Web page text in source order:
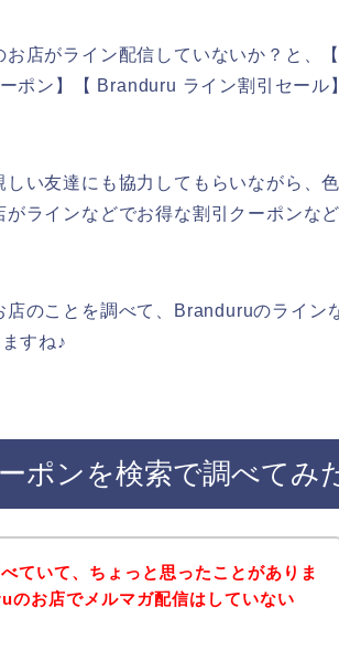
店がライン配信していないか？と、
ポン】【 Branduru ライン割引セール
い友達にも協力してもらいながら、
ラインなどでお得な割引クーポンな
のことを調べて、Branduruのライン
すね♪
ポンを検索で調べてみ
ていて、ちょっと思ったことがありま
お店でメルマガ配信はしていない